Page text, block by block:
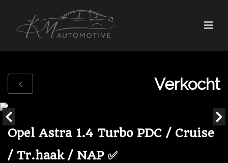
Verkocht
Opel Astra 1.4 Turbo PDC / Cruise
/ Tr.haak / NAP ✅